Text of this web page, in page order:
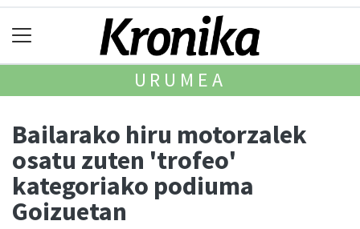
URUMEA
Bailarako hiru motorzalek
osatu zuten 'trofeo'
kategoriako podiuma
Goizuetan